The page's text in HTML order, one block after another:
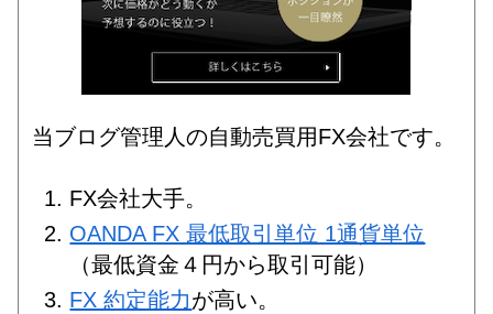
当ブログ管理人の自動売買用FX会社です。
FX会社大手。
OANDA FX 最低取引単位 1通貨単位
（最低資金４円から取引可能）
FX 約定能力が高い。